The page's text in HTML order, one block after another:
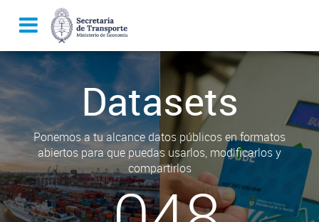
Datasets
Ponemos a tu alcance datos públicos en formatos
abiertos para que puedas usarlos, modificarlos y
compartirlos